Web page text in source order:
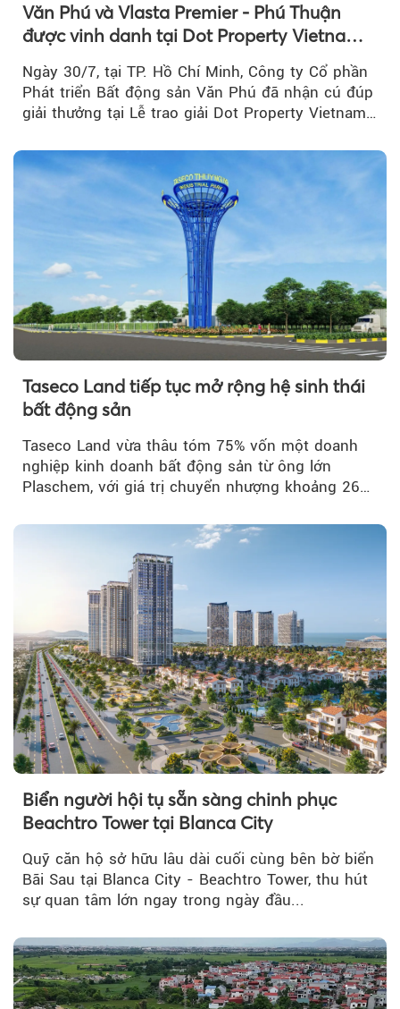
Văn Phú và Vlasta Premier - Phú Thuận
được vinh danh tại Dot Property Vietnam
Real Estate Awards 2026
Ngày 30/7, tại TP. Hồ Chí Minh, Công ty Cổ phần
Phát triển Bất động sản Văn Phú đã nhận cú đúp
giải thưởng tại Lễ trao giải Dot Property Vietnam
Taseco Land tiếp tục mở rộng hệ sinh thái
bất động sản
Taseco Land vừa thâu tóm 75% vốn một doanh
nghiệp kinh doanh bất động sản từ ông lớn
Plaschem, với giá trị chuyển nhượng khoảng 262
Biển người hội tụ sẵn sàng chinh phục
Beachtro Tower tại Blanca City
Quỹ căn hộ sở hữu lâu dài cuối cùng bên bờ biển
Bãi Sau tại Blanca City - Beachtro Tower, thu hút
sự quan tâm lớn ngay trong ngày đầu...